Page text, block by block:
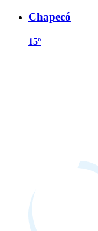
Chapecó
15º